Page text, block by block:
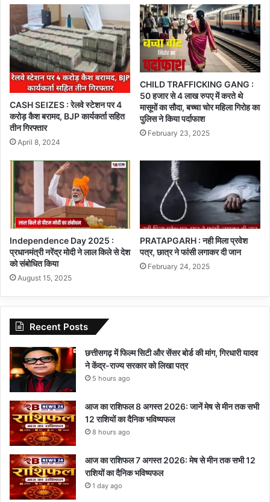
CASH SEIZES : रेलवे स्टेशन पर 4
करोड़ कैश बरामद, BJP कार्यकर्ता सहित
तीन गिरफ्तार
April 8, 2024
CHILD TRAFFICKING GANG :
50 हजार से 4 लाख रुपए में करते थे
मासूमों का सौदा, बच्चा चोर महिला गिरोह का
पुलिस ने किया पर्दाफाश
February 23, 2025
Independence Day 2025 :
प्रधानमंत्री नरेंद्र मोदी ने लाल किले से देश
को संबोधित किया
August 15, 2025
PRATAPGARH : नही मिला प्रवेश
पत्र, छात्र ने फांसी लगाकर दी जान
February 24, 2025
Recent Posts
छत्तीसगढ़ में फिल्म सिटी और सेंसर बोर्ड की मांग, गिरधारी यादव
ने केंद्र-राज्य सरकार को लिखा पत्र
5 hours ago
आज का राशिफल 8 अगस्त 2026: जानें मेष से मीन तक सभी
12 राशियों का दैनिक भविष्यफल
8 hours ago
आज का राशिफल 7 अगस्त 2026: मेष से मीन तक सभी 12
राशियों का दैनिक भविष्यफल
1 day ago